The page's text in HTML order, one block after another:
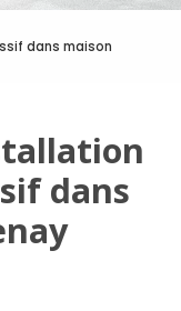
dans maison
dans